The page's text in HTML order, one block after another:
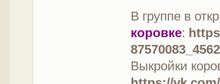
В группе в
коровке:
Выкройки